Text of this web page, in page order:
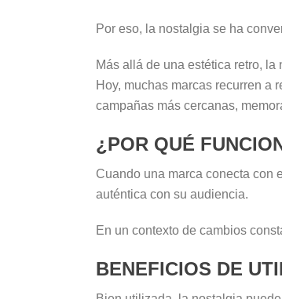
Por eso, la nostalgia se ha
Más allá de una estética retro,
Hoy, muchas marcas recurren a
campañas más cercanas,
¿POR QUÉ
Cuando una marca conecta con
auténtica con su audiencia.
En un contexto de cambios
BENEFICIOS DE